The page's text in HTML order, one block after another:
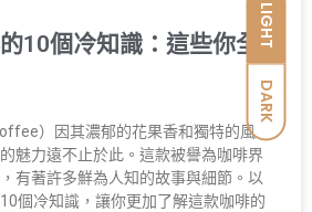
LIGHT
DARK
10個冷知識：這些你全
）因其濃郁的花果香和獨特的風
魅力遠不止於此。這款被譽為咖啡界
有著許多鮮為人知的故事與細節。以
個冷知識，讓你更加了解這款咖啡的